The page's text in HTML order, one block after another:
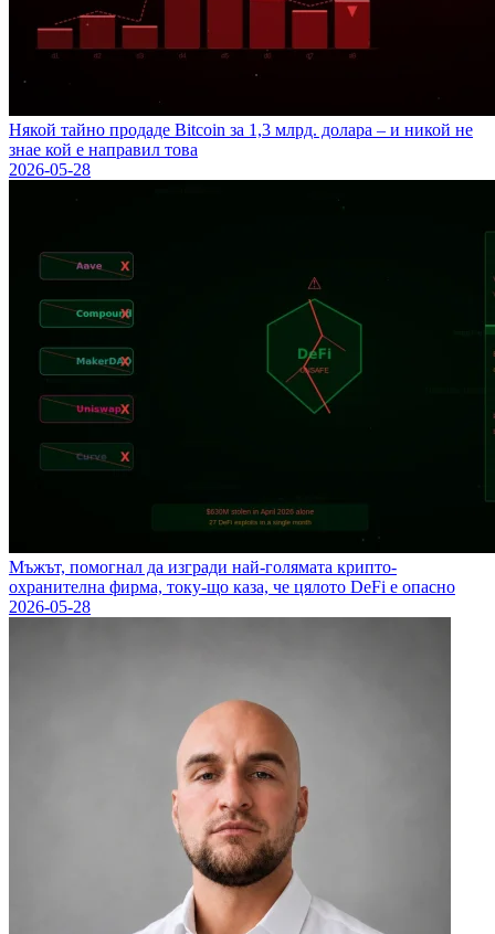
Някой тайно продаде Bitcoin за 1,3 млрд. долара – и никой не
знае кой е направил това
2026-05-28
Мъжът, помогнал да изгради най-голямата крипто-
охранителна фирма, току-що каза, че цялото DeFi е опасно
2026-05-28